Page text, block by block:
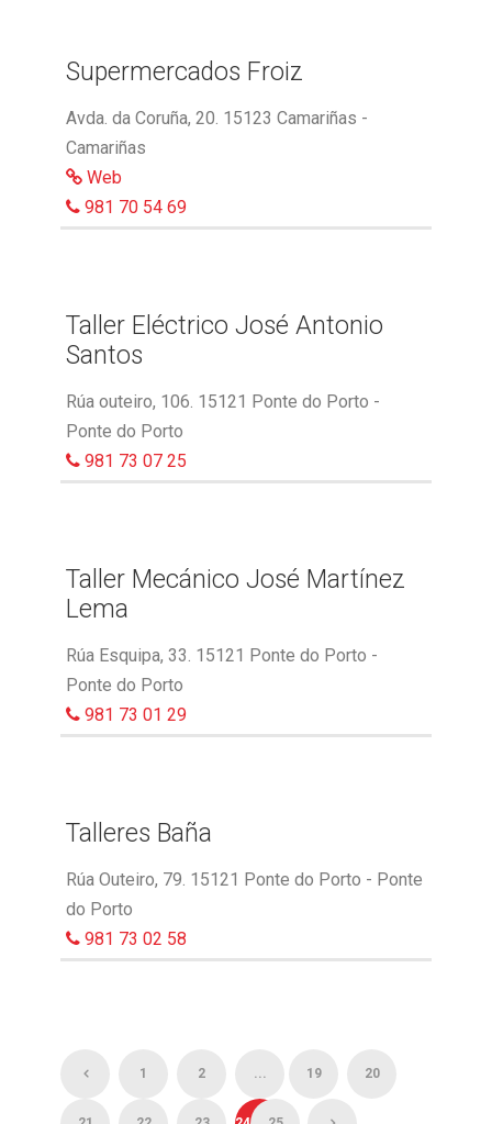
Supermercados Froiz
Avda. da Coruña, 20. 15123 Camariñas -
Camariñas
Web
981 70 54 69
Taller Eléctrico José Antonio
Santos
Rúa outeiro, 106. 15121 Ponte do Porto -
Ponte do Porto
981 73 07 25
Taller Mecánico José Martínez
Lema
Rúa Esquipa, 33. 15121 Ponte do Porto -
Ponte do Porto
981 73 01 29
Talleres Baña
Rúa Outeiro, 79. 15121 Ponte do Porto - Ponte
do Porto
981 73 02 58
1 2 ... 19 20